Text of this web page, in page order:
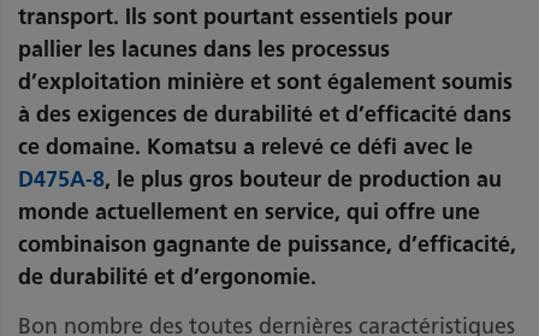
transport. Ils sont pourtant essentiels pour
pallier les lacunes dans les processus
d’exploitation minière et sont également soumis
à des exigences de durabilité et d’efficacité dans
ce domaine. Komatsu a relevé ce défi avec le
D475A-8, le plus gros bouteur de production au
monde actuellement en service, qui offre une
combinaison gagnante de puissance, d’efficacité,
de durabilité et d’ergonomie.
Bon nombre des toutes dernières caractéristiques